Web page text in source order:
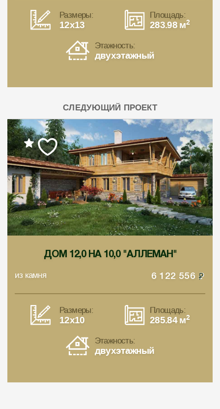
Размеры:
12x13
Площадь:
283.98 м2
Этажность:
двухэтажный
СЛЕДУЮЩИЙ ПРОЕКТ
ДОМ 12,0 НА 10,0 "АЛЛЕМАН"
из камня 6 122 556
Размеры:
12x10
Площадь:
285.84 м2
Этажность:
двухэтажный